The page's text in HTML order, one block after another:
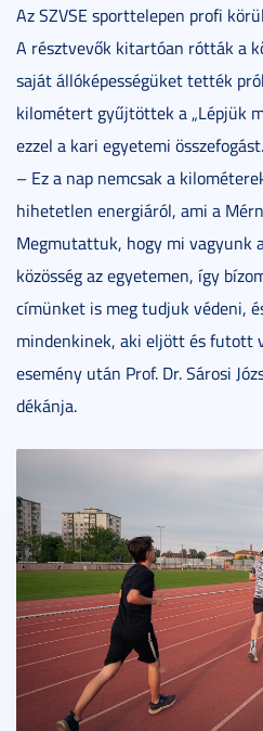
Az SZVSE sporttelepen profi
A résztvevők kitartóan rótták a
saját állóképességüket tették
kilométert gyűjtöttek a „Lépjük
ezzel a kari egyetemi összefogást.
– Ez a nap nemcsak a
hihetetlen energiáról, ami a
Megmutattuk, hogy mi vagyunk
közösség az egyetemen, így
címünket is meg tudjuk védeni,
mindenkinek, aki eljött és futott
esemény után Prof. Dr. Sárosi
dékánja.